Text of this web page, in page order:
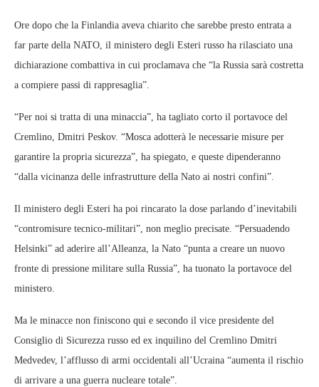
Ore dopo che la Finlandia aveva chiarito che sarebbe presto entrata a
far parte della NATO, il ministero degli Esteri russo ha rilasciato una
dichiarazione combattiva in cui proclamava che “la Russia sarà costretta
a compiere passi di rappresaglia”.
“Per noi si tratta di una minaccia”, ha tagliato corto il portavoce del
Cremlino, Dmitri Peskov. “Mosca adotterà le necessarie misure per
garantire la propria sicurezza”, ha spiegato, e queste dipenderanno
“dalla vicinanza delle infrastrutture della Nato ai nostri confini”.
Il ministero degli Esteri ha poi rincarato la dose parlando d’inevitabili
“contromisure tecnico-militari”, non meglio precisate. “Persuadendo
Helsinki” ad aderire all’Alleanza, la Nato “punta a creare un nuovo
fronte di pressione militare sulla Russia”, ha tuonato la portavoce del
ministero.
Ma le minacce non finiscono qui e secondo il vice presidente del
Consiglio di Sicurezza russo ed ex inquilino del Cremlino Dmitri
Medvedev, l’afflusso di armi occidentali all’Ucraina “aumenta il rischio
di arrivare a una guerra nucleare totale”.